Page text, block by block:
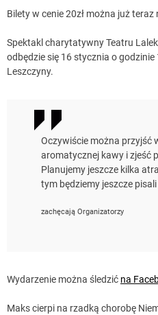
Bilety w cenie 20zł można już
Spektakl charytatywny Teatru
odbędzie się 16 stycznia o godzinie
Leszczyny.
Oczywiście można przyjść
aromatycznej kawy i zjeść
Planujemy jeszcze kilka
tym będziemy jeszcze pisali
zachęcają Organizatorzy
Wydarzenie można śledzić na
Maks cierpi na rzadką chorobę